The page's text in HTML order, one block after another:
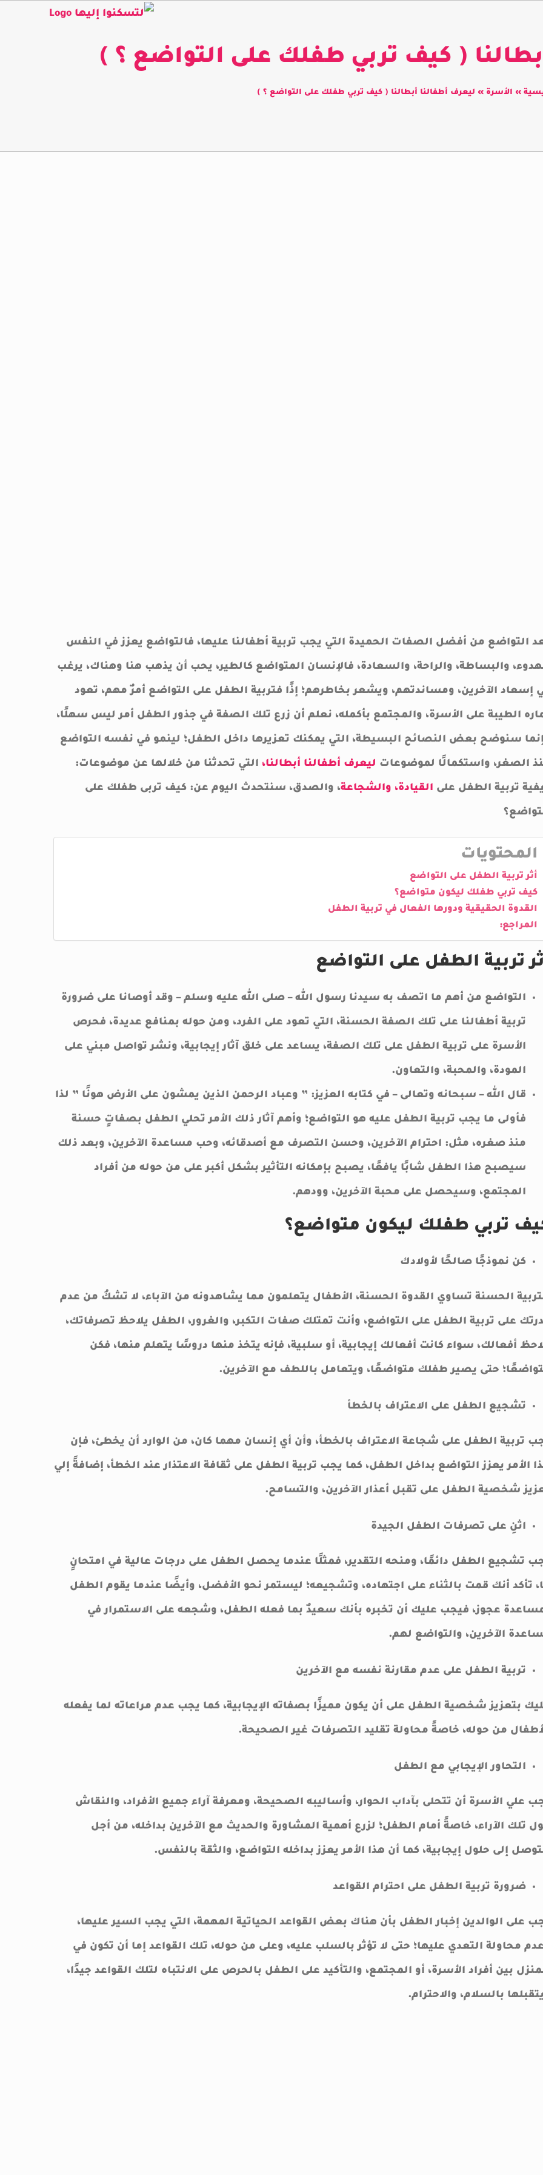
( كيف تربي طفلك على التواضع ؟ )
» الأسرة » ليعرف أطفالنا أبطالنا ( كيف تربي طفلك على التواضع ؟ )
التواضع من أفضل الصفات الحميدة التي يجب تربية أطفالنا عليها، فالتواضع يعزز في النفس
والبساطة، والراحة، والسعادة، فالإنسان المتواضع كالطير، يحب أن يذهب هنا وهناك، يرغب
إسعاد الآخرين، ومساندتهم، ويشعر بخاطرهم؛ إذًا فتربية الطفل على التواضع أمرٌ مهم، تعود
الطيبة على الأسرة، والمجتمع بأكمله، نعلم أن زرع تلك الصفة في جذور الطفل أمر ليس سهلًا،
سنوضح بعض النصائح البسيطة، التي يمكنك تعزيرها داخل الطفل؛ لينمو في نفسه التواضع
الصغر، واستكمالًا لموضوعات ليعرف أطفالنا أبطالنا، التي تحدثنا من خلالها عن موضوعات:
تربية الطفل على القيادة، والشجاعة، والصدق، سنتحدث اليوم عن: كيف تربى طفلك على
المحتويات
أثر تربية الطفل على التواضع
كيف تربي طفلك ليكون متواضع؟
القدوة الحقيقية ودورها الفعال في تربية الطفل
المراجع:
تربية الطفل على التواضع
التواضع من أهم ما اتصف به سيدنا رسول الله – صلى الله عليه وسلم – وقد أوصانا على ضرورة
تربية أطفالنا على تلك الصفة الحسنة، التي تعود على الفرد، ومن حوله بمنافع عديدة، فحرص
الأسرة على تربية الطفل على تلك الصفة، يساعد على خلق آثار إيجابية، ونشر تواصل مبني على
المودة، والمحبة، والتعاون.
قال الله – سبحانه وتعالى – في كتابه العزيز: ” وعباد الرحمن الذين يمشون على الأرض هونًا ” لذا
فأولى ما يجب تربية الطفل عليه هو التواضع؛ وأهم آثار ذلك الأمر تحلي الطفل بصفاتٍ حسنة
منذ صغره، مثل: احترام الآخرين، وحسن التصرف مع أصدقائه، وحب مساعدة الآخرين، وبعد ذلك
سيصبح هذا الطفل شابًا يافعًا، يصبح بإمكانه التأثير بشكل أكبر على من حوله من أفراد
المجتمع، وسيحصل على محبة الآخرين، وودهم.
تربي طفلك ليكون متواضع؟
كن نموذجًا صالحًا لأولادك
الحسنة تساوي القدوة الحسنة، الأطفال يتعلمون مما يشاهدونه من الآباء، لا تشكُ من عدم
على تربية الطفل على التواضع، وأنت تمتلك صفات التكبر، والغرور، الطفل يلاحظ تصرفاتك،
أفعالك، سواء كانت أفعالك إيجابية، أو سلبية، فإنه يتخذ منها دروسًا يتعلم منها، فكن
حتى يصير طفلك متواضعًا، ويتعامل باللطف مع الآخرين.
تشجيع الطفل على الاعتراف بالخطأ
تربية الطفل على شجاعة الاعتراف بالخطأ، وأن أي إنسان مهما كان، من الوارد أن يخطئ، فإن
الأمر يعزز التواضع بداخل الطفل، كما يجب تربية الطفل على ثقافة الاعتذار عند الخطأ، إضافةً إلي
شخصية الطفل على تقبل أعذار الآخرين، والتسامح.
اثنِ على تصرفات الطفل الجيدة
تشجيع الطفل دائمًا، ومنحه التقدير، فمثلًا عندما يحصل الطفل على درجات عالية في امتحانٍ
تأكد أنك قمت بالثناء على اجتهاده، وتشجيعه؛ ليستمر نحو الأفضل، وأيضًا عندما يقوم الطفل
عجوز، فيجب عليك أن تخبره بأنك سعيدٌ بما فعله الطفل، وشجعه على الاستمرار في
الآخرين، والتواضع لهم.
تربية الطفل على عدم مقارنة نفسه مع الآخرين
بتعزيز شخصية الطفل على أن يكون مميزًا بصفاته الإيجابية، كما يجب عدم مراعاته لما يفعله
من حوله، خاصةً محاولة تقليد التصرفات غير الصحيحة.
التحاور الإيجابي مع الطفل
علي الأسرة أن تتحلى بآداب الحوار، وأساليبه الصحيحة، ومعرفة آراء جميع الأفراد، والنقاش
تلك الآراء، خاصةً أمام الطفل؛ لزرع أهمية المشاورة والحديث مع الآخرين بداخله، من أجل
إلى حلول إيجابية، كما أن هذا الأمر يعزز بداخله التواضع، والثقة بالنفس.
ضرورة تربية الطفل على احترام القواعد
على الوالدين إخبار الطفل بأن هناك بعض القواعد الحياتية المهمة، التي يجب السير عليها،
محاولة التعدي عليها؛ حتى لا تؤثر بالسلب عليه، وعلى من حوله، تلك القواعد إما أن تكون في
بين أفراد الأسرة، أو المجتمع، والتأكيد على الطفل بالحرص على الانتباه لتلك القواعد جيدًا،
بالسلام، والاحترام.